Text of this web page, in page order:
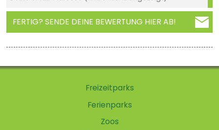
FERTIG? SENDE DEINE BEWERTUNG HIER AB!
Freizeitparks
Ferienparks
Zoos